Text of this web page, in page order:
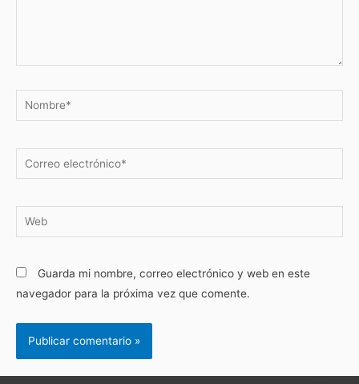
Guarda mi nombre, correo electrónico y web en este
navegador para la próxima vez que comente.